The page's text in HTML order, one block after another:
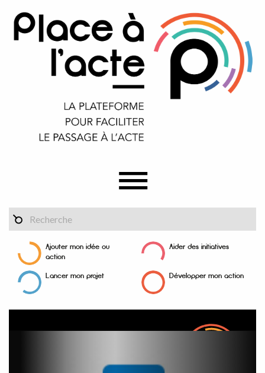
Ajouter mon idée ou
action
Aider des initiatives
Lancer mon projet Développer mon action